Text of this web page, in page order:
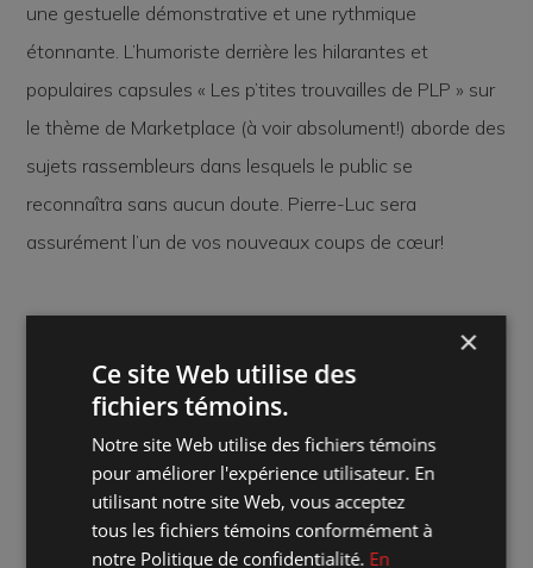
une gestuelle démonstrative et une rythmique
étonnante. L’humoriste derrière les hilarantes et
populaires capsules « Les p’tites trouvailles de PLP » sur
le thème de Marketplace (à voir absolument!) aborde des
sujets rassembleurs dans lesquels le public se
reconnaîtra sans aucun doute. Pierre-Luc sera
assurément l’un de vos nouveaux coups de cœur!
Marché des arts Desjardins - Salle Georges-Codling
Quand :vendredi 29 septembre 2023 20:00
×
Ce site Web utilise des
fichiers témoins.
Notre site Web utilise des fichiers témoins
pour améliorer l'expérience utilisateur. En
utilisant notre site Web, vous acceptez
tous les fichiers témoins conformément à
notre Politique de confidentialité. En